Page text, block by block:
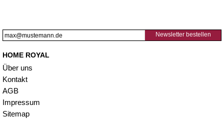
Newsletter bestellen
HOME ROYAL
Über uns
Kontakt
AGB
Impressum
Sitemap